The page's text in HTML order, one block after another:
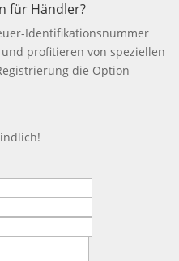
für Händler?
Identifikationsnummer
profitieren von speziellen
die Option